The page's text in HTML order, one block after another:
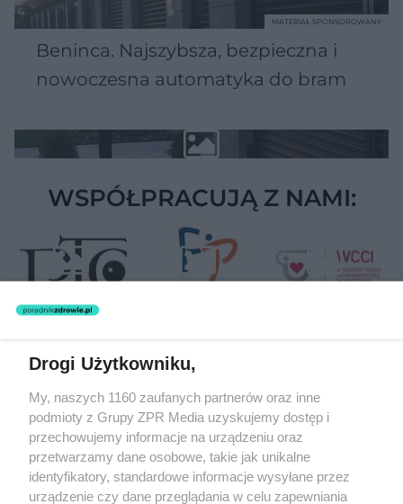
Beninca. Najszybsza, bezpieczna i
nowoczesna automatyka do bram
MATERIAŁ SPONSOROWANY
WSPÓŁPRACUJĄ Z NAMI:
Żaden utwór zamieszczony w serwisie nie może być powielany i
rozpowszechniany lub dalej rozpowszechniany w jakikolwiek sposób
(w tym także elektroniczny lub mechaniczny) na jakimkolwiek polu
eksploatacji w jakiejkolwiek formie, włącznie z umieszczaniem w
Internecie bez pisemnej zgody właściciela praw. Jakiekolwiek użycie
lub wykorzystanie utworów w całości lub w części z naruszeniem
prawa, tzn. bez właściwej zgody, jest zabronione pod groźbą kary i
może być ścigane prawnie.
Drogi Użytkowniku,
My, naszych 1160 zaufanych partnerów oraz inne
podmioty z Grupy ZPR Media uzyskujemy dostęp i
przechowujemy informacje na urządzeniu oraz
przetwarzamy dane osobowe, takie jak unikalne
identyfikatory, standardowe informacje wysyłane przez
urządzenie czy dane przeglądania w celu zapewniania